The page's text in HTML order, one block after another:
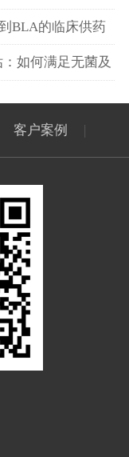
BLA的临床供药
如何满足无菌及
客户案例 |